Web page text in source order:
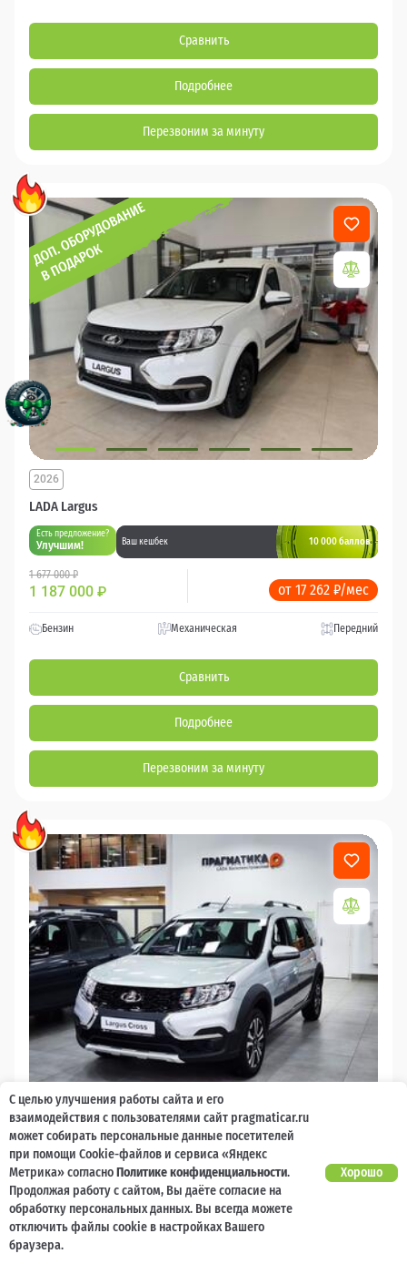
Сравнить
Подробнее
Перезвоним за минуту
LADA Largus
2026
Есть предложение?
Улучшим! Ваш кешбек 10 000 баллов
1 677 000 ₽
1 187 000 ₽ от 17 262 ₽/мес
Бензин Механическая Передний
Сравнить
Подробнее
Перезвоним за минуту
LADA Largus
2026
Есть предложение?
Улучшим! Ваш кешбек 10 000 баллов
2 017 000 ₽
1 477 600₽
С целью улучшения работы сайта и его
взаимодействия с пользователями сайт pragmaticar.ru
может собирать персональные данные посетителей
при помощи Cookie-файлов и сервиса «Яндекс
Метрика» согласноПолитике конфиденциальности.
Продолжая работу с сайтом, Вы даёте согласие на
обработку персональных данных. Вы всегда можете
отключить файлы cookie в настройках Вашего
браузера.
Хорошо